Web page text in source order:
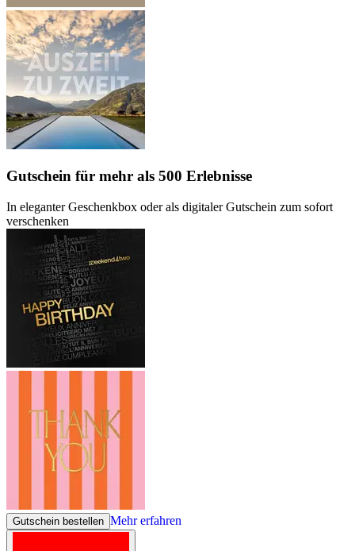
Gutschein für mehr als 500 Erlebnisse
In eleganter Geschenkbox oder als digitaler Gutschein zum sofort
verschenken
Gutschein bestellen Mehr erfahren